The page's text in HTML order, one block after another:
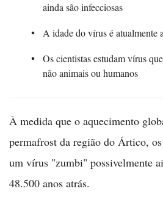
ainda são infecciosas
A idade do vírus é atualmente
Os cientistas estudam vírus
não animais ou humanos
À medida que o aquecimento
permafrost da região do Ártico,
um vírus "zumbi" possivelmente
48.500 anos atrás.